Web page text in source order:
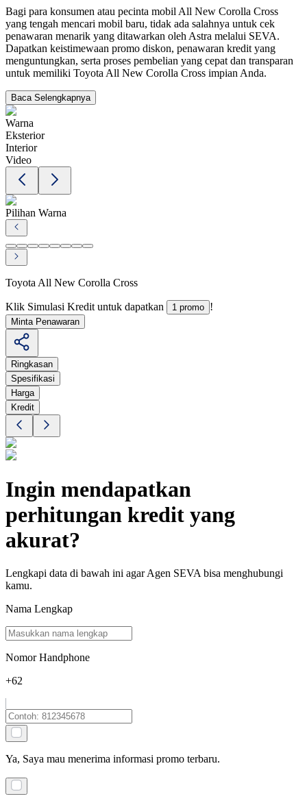
Bagi para konsumen atau pecinta mobil All New Corolla Cross
yang tengah mencari mobil baru, tidak ada salahnya untuk cek
penawaran menarik yang ditawarkan oleh Astra melalui SEVA.
Dapatkan keistimewaan promo diskon, penawaran kredit yang
menguntungkan, serta proses pembelian yang cepat dan transparan
untuk memiliki Toyota All New Corolla Cross impian Anda.
Baca Selengkapnya
Warna
Eksterior
Interior
Video
Pilihan Warna
Toyota All New Corolla Cross
Klik Simulasi Kredit untuk dapatkan 1 promo !
Minta Penawaran
Ringkasan
Spesifikasi
Harga
Kredit
Ingin mendapatkan
perhitungan kredit yang
akurat?
Lengkapi data di bawah ini agar Agen SEVA bisa menghubungi
kamu.
Nama Lengkap
Nomor Handphone
+62
Ya, Saya mau menerima informasi promo terbaru.